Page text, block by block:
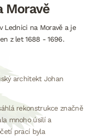
Moravě
Lednici na Moravě a je
z let 1688 - 1696.
architekt Johan
rekonstrukce značně
mnoho úsilí a
prací byla